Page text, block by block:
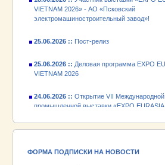
электромашиностроительный завод»!
VIETNAM 2026
промышленной выставки «EXPO EURASIA
VIETNAM 2026»
ФОРМА ПОДПИСКИ НА НОВОСТИ